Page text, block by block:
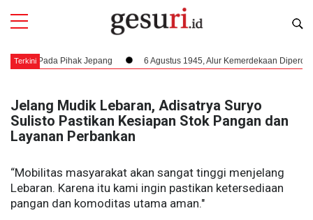
Terkini
Pihak Jepang 6 Agustus 1945, Alur Kemerdekaan Dipercepat: Bung
Jelang Mudik Lebaran, Adisatrya Suryo
Sulisto Pastikan Kesiapan Stok Pangan dan
Layanan Perbankan
“Mobilitas masyarakat akan sangat tinggi menjelang
Lebaran. Karena itu kami ingin pastikan ketersediaan
pangan dan komoditas utama aman."